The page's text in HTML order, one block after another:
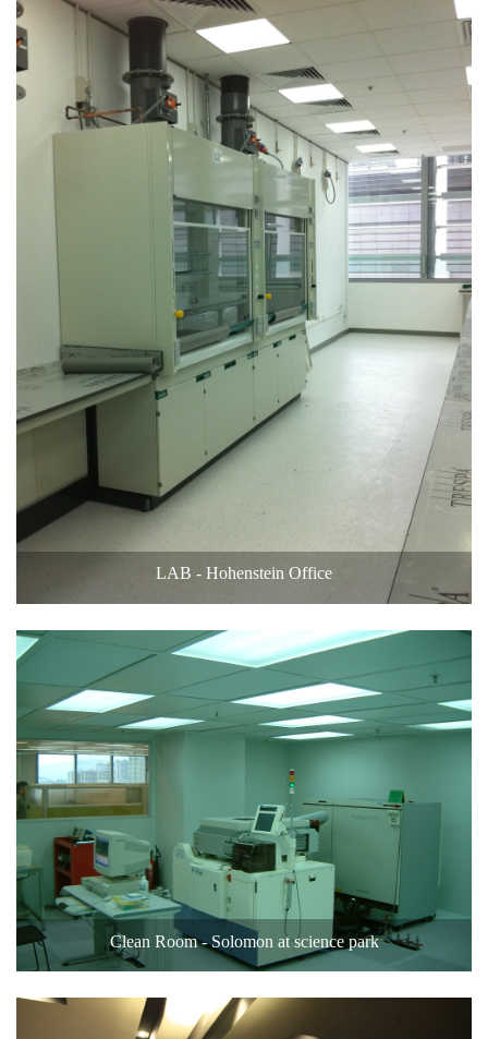
LAB - Hohenstein Office
Clean Room - Solomon at science park